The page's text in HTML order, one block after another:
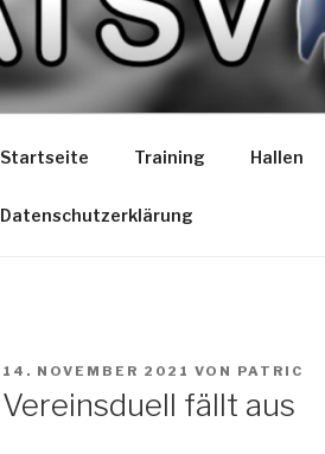
ATSV LIONS
Spaß am Spiel
Startseite Training Hallen
Datenschutzerklärung
VERÖFFENTLICHT
14. NOVEMBER 2021 VON PATRIC
Vereinsduell fällt aus